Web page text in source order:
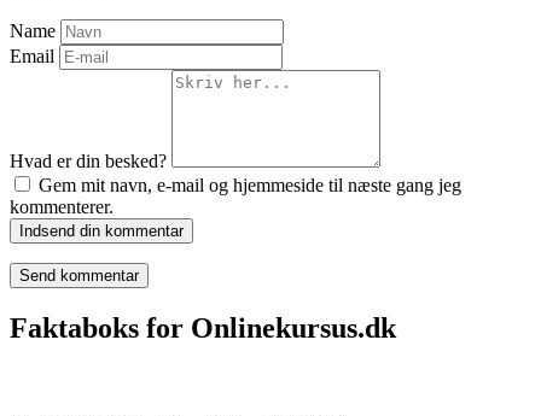
Name
Email
Hvad er din besked?
Gem mit navn, e-mail og hjemmeside til næste gang jeg
kommenterer.
Indsend din kommentar
Faktaboks for Onlinekursus.dk